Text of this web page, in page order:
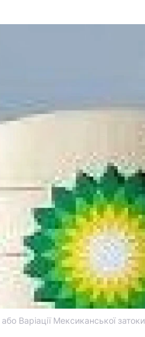
Варіації Мексиканської затоки